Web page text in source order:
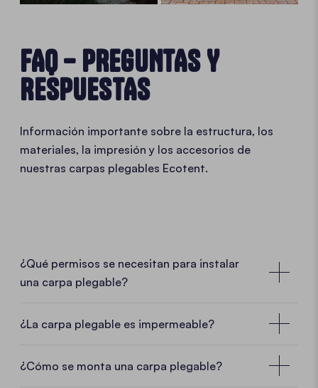
FAQ – PREGUNTAS Y
RESPUESTAS
Información importante sobre la estructura, los
materiales, la impresión y los accesorios de
nuestras carpas plegables Ecotent.
¿Qué permisos se necesitan para instalar
una carpa plegable?
permiso especial
En muchos casos, para una carpa plegable móvil no
¿La carpa plegable es impermeable?
¿Cómo se monta una carpa plegable?